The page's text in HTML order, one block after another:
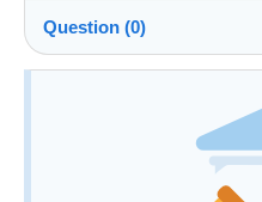
Question (0)
Pour poser une